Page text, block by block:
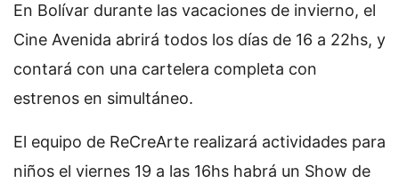
En Bolívar durante las vacaciones de invierno, el
Cine Avenida abrirá todos los días de 16 a 22hs, y
contará con una cartelera completa con
estrenos en simultáneo.
El equipo de ReCreArte realizará actividades para
niños el viernes 19 a las 16hs habrá un Show de